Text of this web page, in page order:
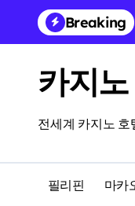
content
Breaking
카지
전세계 카지노 호
필리핀 마카